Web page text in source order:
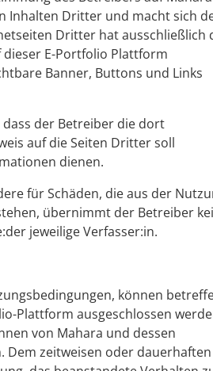
Inhalten Dritter und macht sich
Dritter hat ausschließlich
E-Portfolio Plattform
Banner, Buttons und Links
der Betreiber die dort
auf die Seiten Dritter soll
dienen.
für Schäden, die aus der
übernimmt der Betreiber
jeweilige Verfasser:in.
können
Plattform ausgeschlossen
von Mahara und dessen
zeitweisen oder dauerhaften